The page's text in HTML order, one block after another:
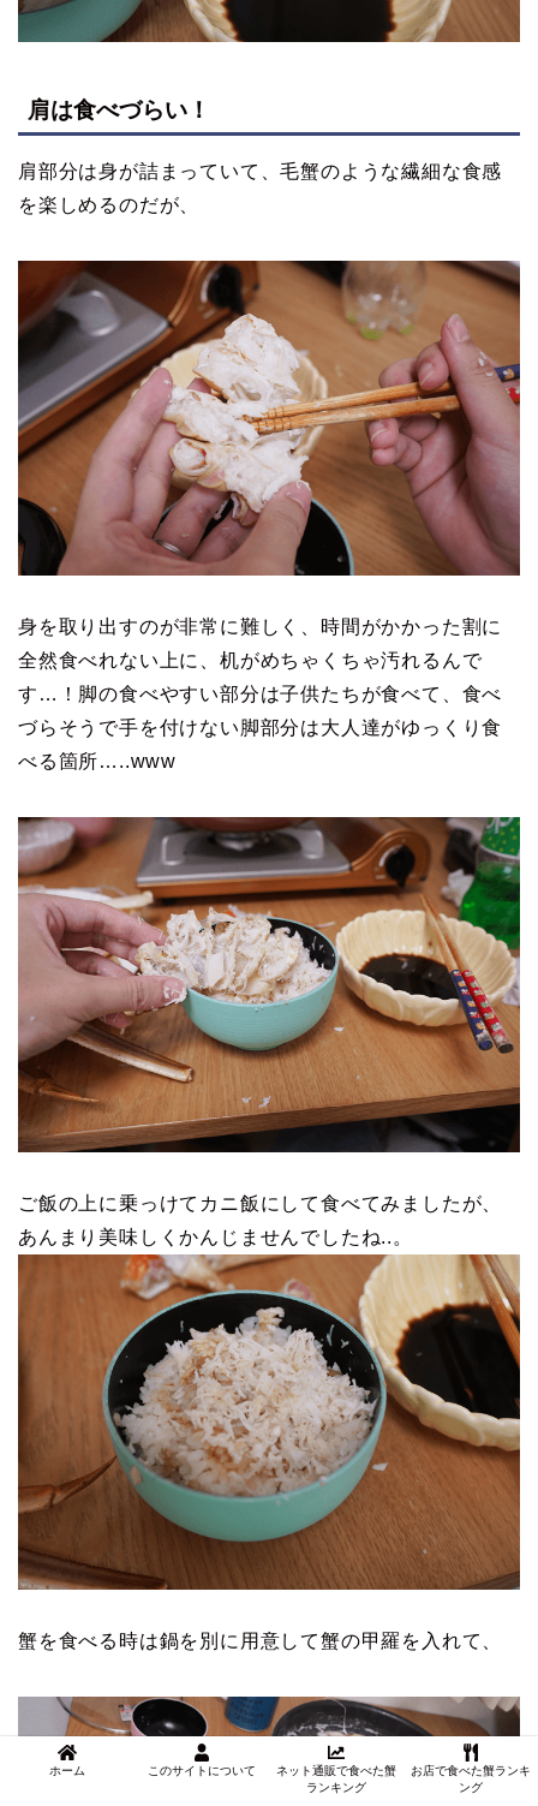
肩は食べづらい！
肩部分は身が詰まっていて、毛蟹のような繊細な食感
を楽しめるのだが、
身を取り出すのが非常に難しく、時間がかかった割に
全然食べれない上に、机がめちゃくちゃ汚れるんで
す…！脚の食べやすい部分は子供たちが食べて、食べ
づらそうで手を付けない脚部分は大人達がゆっくり食
べる箇所…..www
ご飯の上に乗っけてカニ飯にして食べてみましたが、
あんまり美味しくかんじませんでしたね..。
蟹を食べる時は鍋を別に用意して蟹の甲羅を入れて、
ホーム このサイトについて
ネット通販で食べた蟹
ランキング
お店で食べた蟹ランキ
ング